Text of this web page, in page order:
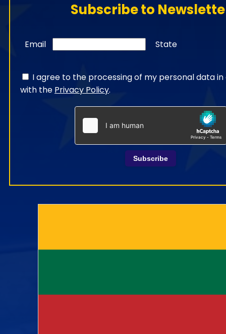
Subscribe to
Email State
I agree to the processing of my personal data
with the Privacy Policy.
Subscribe